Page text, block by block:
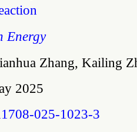
Energy
Zhang, Kailing
2025
025-1023-3